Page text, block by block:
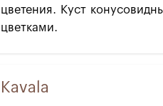
цветения. Куст
цветками.
Kavala